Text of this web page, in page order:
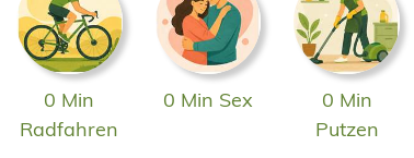
0 Min
Radfahren
0 Min Sex
0 Min
Putzen